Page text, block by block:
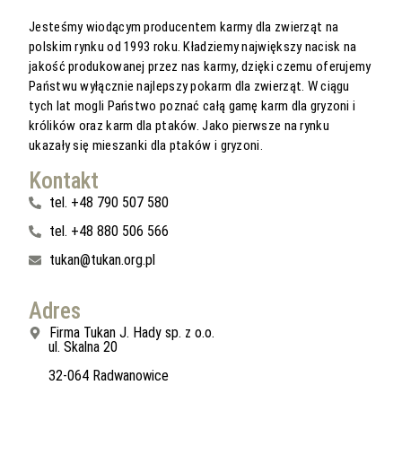
Jesteśmy wiodącym producentem karmy dla zwierząt na
polskim rynku od 1993 roku. Kładziemy największy nacisk na
jakość produkowanej przez nas karmy, dzięki czemu oferujemy
Państwu wyłącznie najlepszy pokarm dla zwierząt. W ciągu
tych lat mogli Państwo poznać całą gamę karm dla gryzoni i
królików oraz karm dla ptaków. Jako pierwsze na rynku
ukazały się mieszanki dla ptaków i gryzoni.
Kontakt
tel. +48 790 507 580
tel. +48 880 506 566
tukan@tukan.org.pl
Adres
Firma Tukan J. Hady sp. z o.o.
ul. Skalna 20
32-064 Radwanowice